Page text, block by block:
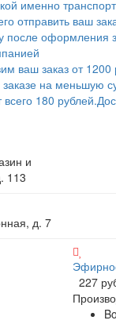
именно
отправить ваш
после оформления
ваш заказ от 1200
на меньшую
всего 180 рублей.
и
113
д. 7
227